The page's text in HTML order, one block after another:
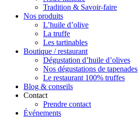
Tradition & Savoir-faire
Nos produits
L’huile d’olive
La truffe
Les tartinables
Boutique / restaurant
Dégustation d’huile d’olives
Nos dégustations de tapenades
Le restaurant 100% truffes
Blog & conseils
Contact
Prendre contact
Événements